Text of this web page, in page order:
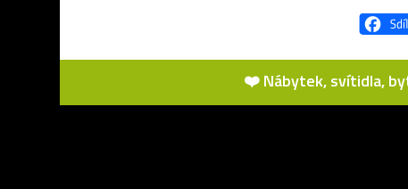
❤️ Nábytek, svítidla,